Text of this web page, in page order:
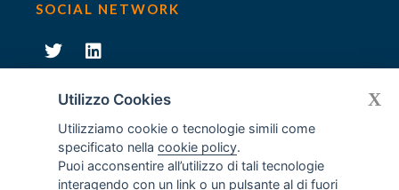
SOCIAL NETWORK
Diventa socio di AODV
231
Utilizzo Cookies
Utilizziamo cookie o tecnologie simili come
specificato nellacookie policy.
Puoi acconsentire all’utilizzo di tali tecnologie
interagendo con un link o un pulsante al di fuori
X